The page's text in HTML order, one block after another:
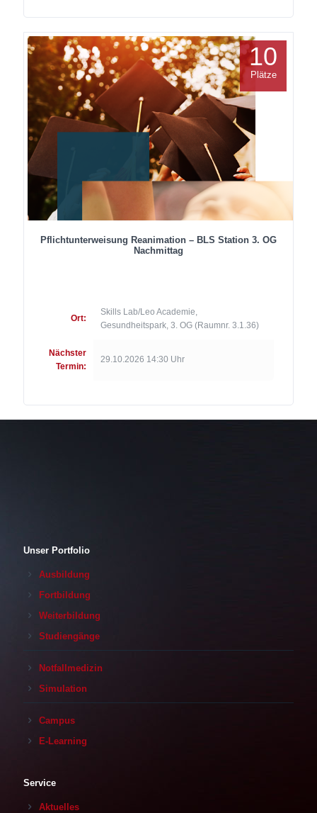
Pflichtunterweisung Reanimation – BLS Station 3. OG
Nachmittag
Ort:
Skills Lab/Leo Academie,
Gesundheitspark, 3. OG (Raumnr. 3.1.36)
Nächster
Termin:
29.10.2026 14:30 Uhr
10
Plätze
Unser Portfolio
Ausbildung
Fortbildung
Weiterbildung
Studiengänge
Notfallmedizin
Simulation
Campus
E-Learning
Service
Aktuelles